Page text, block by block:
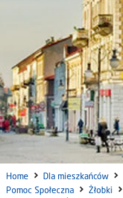
Home Dla mieszkańców
Pomoc Społeczna
Żłobki